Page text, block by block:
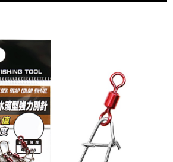
，可選擇「超商條碼／台灣大直營門市／銀行轉
」等通路繳費。
股份有限公司」（以下簡稱本公司）所提供，讓
務購買商品或服務，並由商店將買賣／分期付款
，依約使用本公司帳單繳交帳款。
付你分期」之契約關係目的，商店將以您的個人
址）提供予台灣大哥大進項蒐集、處理及利用，
帳單所需資料之確認、核對及更正。
閱以下連結：
https://oppay.tw/userRule
務後，再付款。
確認金額後，即可完成結帳。
收到繳費通知簡訊。
天內，點擊此簡訊中的連結，可透過四大超商／
式進行付款，方視為交易完成。
下不需立刻繳費，但若您需要取消訂單，請聯絡
同意取消之訂單仍視為有效，需透過AFTEE先享
先享後付 」之結帳頁面顯示為準，若有關於
消欲退款等相關疑問，請聯繫「AFTEE先享後付
support/home
含以上)免運費
含以上)免運費
含以上)免運費